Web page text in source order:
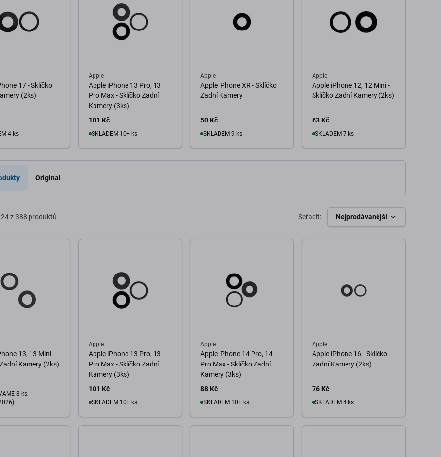
17 - Sklíčko
(2ks)
4 ks
košíku
Apple
Apple iPhone 13 Pro, 13
Pro Max - Sklíčko Zadní
Kamery (3ks)
101 Kč
SKLADEM 10+ ks
Do košíku
Apple
Apple iPhone XR - Sklíčko
Zadní Kamery
50 Kč
SKLADEM 9 ks
Do košíku
Apple
Apple iPhone 12, 12 Mini -
Sklíčko Zadní Kamery (2ks)
63 Kč
SKLADEM 7 ks
Do košíku
Original
24 z 388 produktů Seřadit: Nejprodávanější
13, 13 Mini -
Kamery (2ks)
8 ks,
Apple
Apple iPhone 13 Pro, 13
Pro Max - Sklíčko Zadní
Kamery (3ks)
101 Kč
SKLADEM 10+ ks
Apple
Apple iPhone 14 Pro, 14
Pro Max - Sklíčko Zadní
Kamery (3ks)
88 Kč
SKLADEM 10+ ks
Apple
Apple iPhone 16 - Sklíčko
Zadní Kamery (2ks)
76 Kč
SKLADEM 4 ks